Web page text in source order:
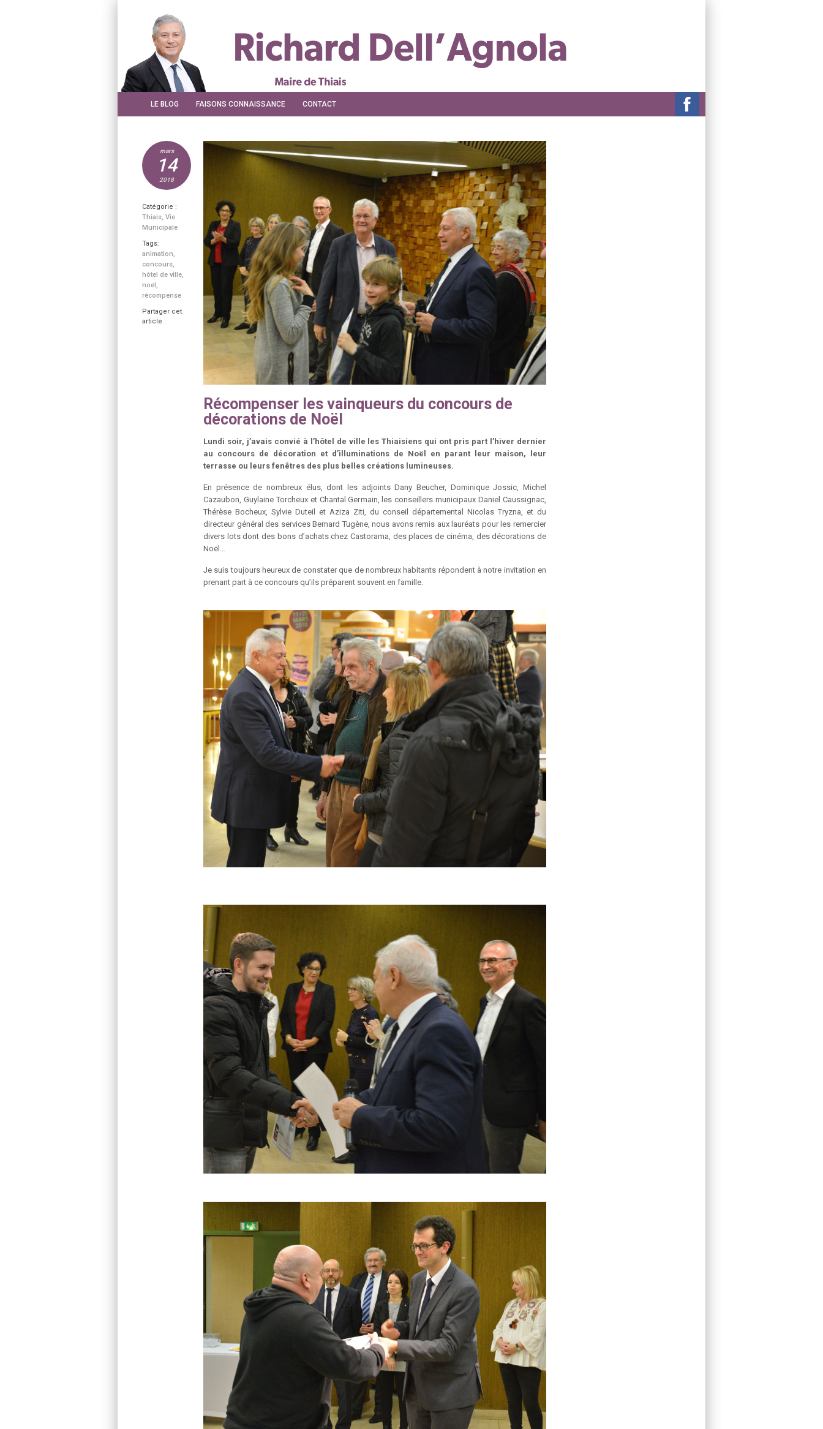
LE BLOG FAISONS CONNAISSANCE CONTACT
mars
14
2018
Catégorie :
Thiais, Vie
Municipale
Tags:
animation,
concours,
hôtel de ville,
noel,
récompense
Partager cet
article :
Récompenser les vainqueurs du concours de
décorations de Noël
Lundi soir, j’avais convié à l’hôtel de ville les Thiaisiens qui ont pris part l’hiver dernier
au concours de décoration et d’illuminations de Noël en parant leur maison, leur
terrasse ou leurs fenêtres des plus belles créations lumineuses.
En présence de nombreux élus, dont les adjoints Dany Beucher, Dominique Jossic, Michel
Cazaubon, Guylaine Torcheux et Chantal Germain, les conseillers municipaux Daniel Caussignac,
Thérèse Bocheux, Sylvie Duteil et Aziza Ziti, du conseil départemental Nicolas Tryzna, et du
directeur général des services Bernard Tugène, nous avons remis aux lauréats pour les remercier
divers lots dont des bons d’achats chez Castorama, des places de cinéma, des décorations de
Noël…
Je suis toujours heureux de constater que de nombreux habitants répondent à notre invitation en
prenant part à ce concours qu’ils préparent souvent en famille.